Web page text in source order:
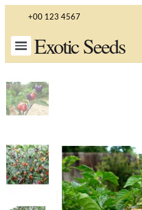
+00 123 4567
Exotic Seeds